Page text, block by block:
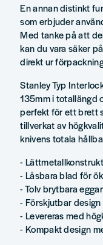
En annan distinkt
som erbjuder
Med tanke på att
kan du vara säker
direkt ur
Stanley Typ
135mm i totallängd
perfekt för ett brett
tillverkat av
knivens totala
-
- Låsbara blad för
- Tolv brytbara
- Förskjutbar
- Levereras med
- Kompakt design